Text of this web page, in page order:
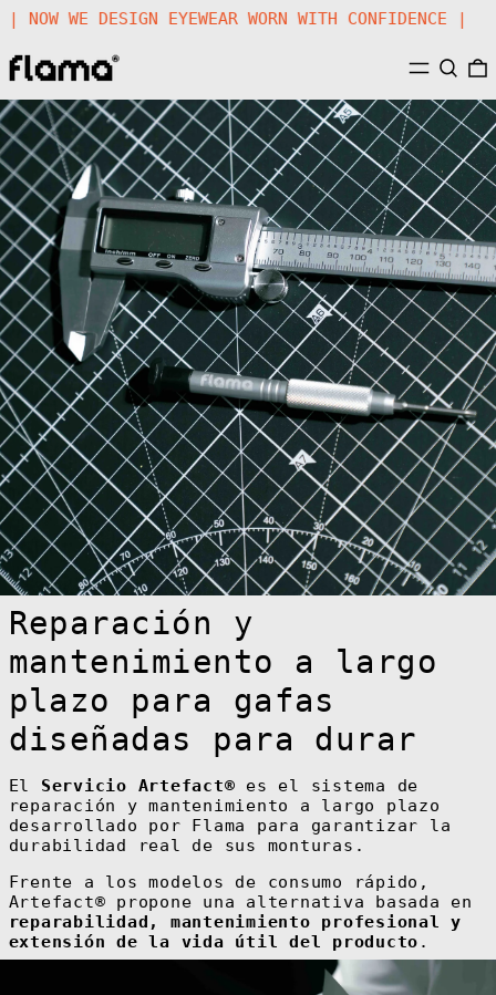
| NOW WE DESIGN EYEWEAR WORN WITH
MENÚBUSCAR
Reparación y
mantenimiento a largo
plazo para gafas
diseñadas para durar
El Servicio Artefact® es el sistema de
reparación y mantenimiento a largo plazo
desarrollado por Flama para garantizar la
durabilidad real de sus monturas.
Frente a los modelos de consumo rápido,
Artefact® propone una alternativa basada en
reparabilidad, mantenimiento profesional y
extensión de la vida útil del producto .